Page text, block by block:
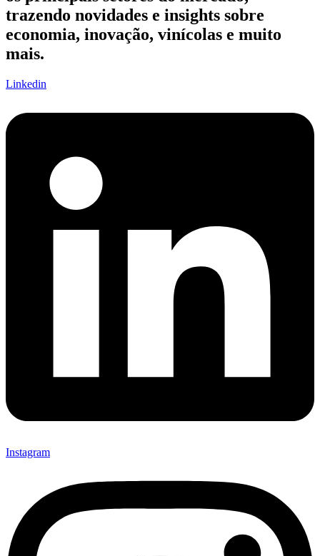
trazendo novidades e insights sobre
economia, inovação, vinícolas e muito
mais.
Linkedin
Instagram